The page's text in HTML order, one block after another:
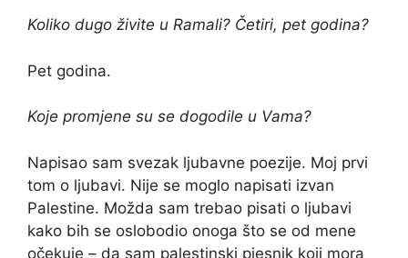
Koliko dugo živite u Ramali? Četiri, pet godina?
Pet godina.
Koje promjene su se dogodile u Vama?
Napisao sam svezak ljubavne poezije. Moj prvi
tom o ljubavi. Nije se moglo napisati izvan
Palestine. Možda sam trebao pisati o ljubavi
kako bih se oslobodio onoga što se od mene
očekuje – da sam palestinski pjesnik koji mora